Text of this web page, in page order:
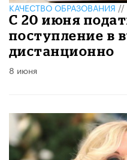
КАЧЕСТВО ОБРАЗОВАНИЯ//
С 20 июня
поступление в
дистанционно
8 июня